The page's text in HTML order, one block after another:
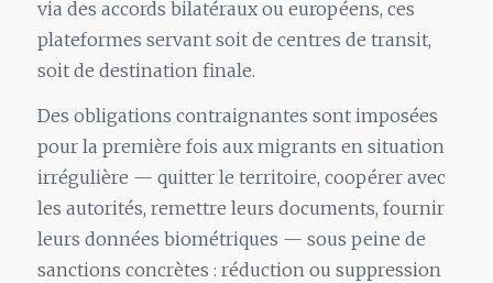
via des accords bilatéraux ou européens, ces
plateformes servant soit de centres de transit,
soit de destination finale.
Des obligations contraignantes sont imposées
pour la première fois aux migrants en situation
irrégulière — quitter le territoire, coopérer avec
les autorités, remettre leurs documents, fournir
leurs données biométriques — sous peine de
sanctions concrètes : réduction ou suppression